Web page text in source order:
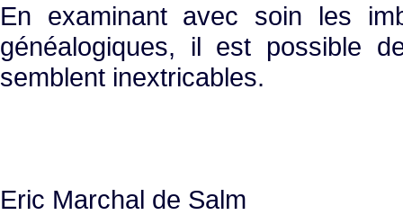
En examinant avec soin les
généalogiques, il est possible
semblent inextricables.
Eric Marchal de Salm